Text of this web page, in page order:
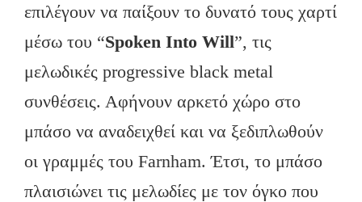
επιλέγουν να παίξουν το δυνατό τους χαρτί
μέσω του “Spoken Into Will”, τις
μελωδικές progressive black metal
συνθέσεις. Αφήνουν αρκετό χώρο στο
μπάσο να αναδειχθεί και να ξεδιπλωθούν
οι γραμμές του Farnham. Έτσι, το μπάσο
πλαισιώνει τις μελωδίες με τον όγκο που